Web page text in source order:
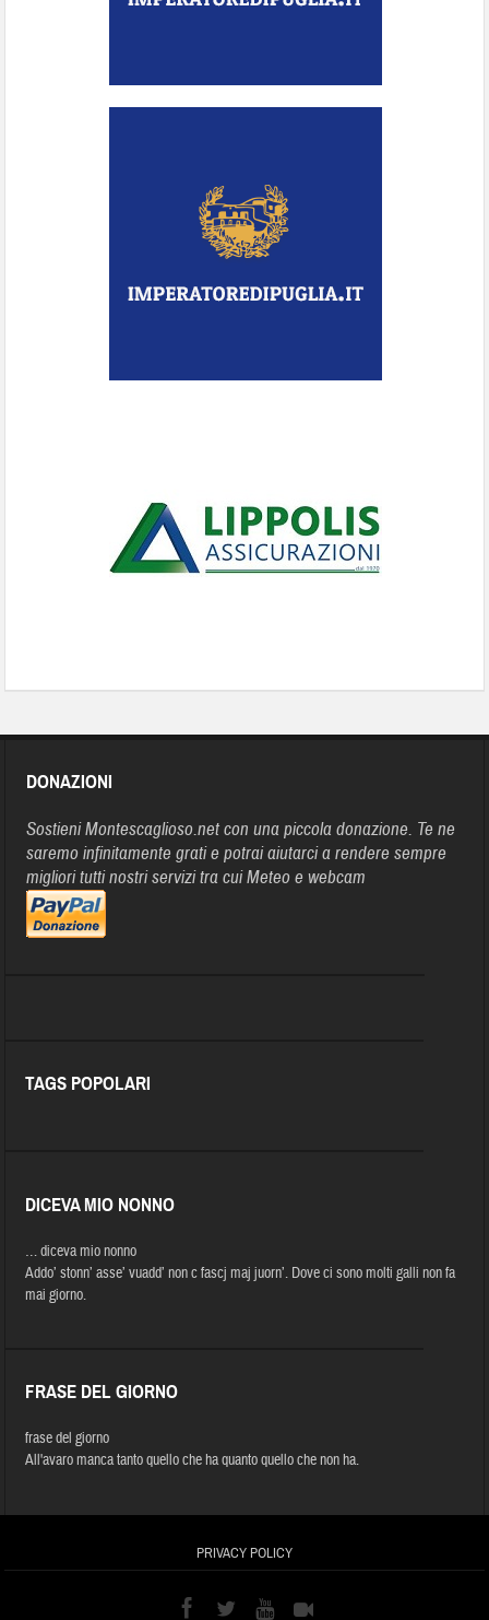
DONAZIONI
Sostieni Montescaglioso.net con una piccola donazione. Te ne
saremo infinitamente grati e potrai aiutarci a rendere sempre
migliori tutti nostri servizi tra cui Meteo e webcam
TAGS POPOLARI
DICEVA MIO NONNO
… diceva mio nonno
Addo’ stonn’ asse’ vuadd’ non c fascj maj juorn’. Dove ci sono molti galli non fa
mai giorno.
FRASE DEL GIORNO
frase del giorno
All'avaro manca tanto quello che ha quanto quello che non ha.
PRIVACY POLICY